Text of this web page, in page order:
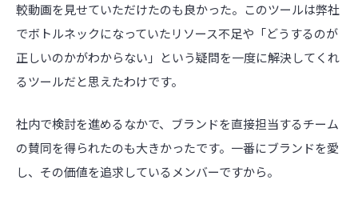
較動画を見せていただけたのも良かった。このツールは弊社
でボトルネックになっていたリソース不足や「どうするのが
正しいのかがわからない」という疑問を一度に解決してくれ
るツールだと思えたわけです。
社内で検討を進めるなかで、ブランドを直接担当するチーム
の賛同を得られたのも大きかったです。一番にブランドを愛
し、その価値を追求しているメンバーですから。